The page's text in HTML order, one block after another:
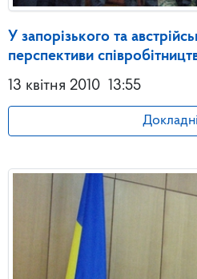
У запорізького та
перспективи
13 квітня 2010 13:55